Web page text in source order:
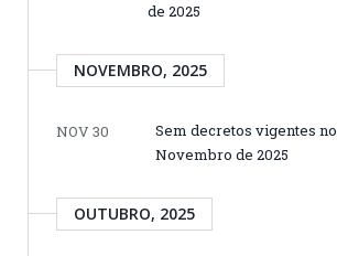
de 2025
NOVEMBRO, 2025
NOV 30
Sem decretos vigentes
Novembro de 2025
OUTUBRO, 2025